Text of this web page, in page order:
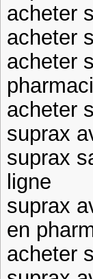
acheter
acheter
acheter
acheter
suprax
suprax
ligne
suprax
en
acheter